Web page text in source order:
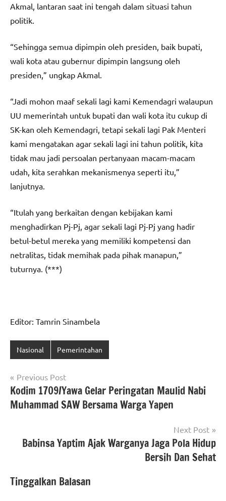
Akmal, lantaran saat ini tengah dalam situasi tahun
politik.
“Sehingga semua dipimpin oleh presiden, baik bupati,
wali kota atau gubernur dipimpin langsung oleh
presiden,” ungkap Akmal.
“Jadi mohon maaf sekali lagi kami Kemendagri walaupun
UU memerintah untuk bupati dan wali kota itu cukup di
SK-kan oleh Kemendagri, tetapi sekali lagi Pak Menteri
kami mengatakan agar sekali lagi ini tahun politik, kita
tidak mau jadi persoalan pertanyaan macam-macam
udah, kita serahkan mekanismenya seperti itu,”
lanjutnya.
“Itulah yang berkaitan dengan kebijakan kami
menghadirkan Pj-Pj, agar sekali lagi Pj-Pj yang hadir
betul-betul mereka yang memiliki kompetensi dan
netralitas, tidak memihak pada pihak manapun,”
tuturnya. (***)
Editor: Tamrin Sinambela
Nasional Pemerintahan
Navigasi
pos
Previous Post
Kodim 1709/Yawa Gelar Peringatan Maulid Nabi
Muhammad SAW Bersama Warga Yapen
Next Post
Babinsa Yaptim Ajak Warganya Jaga Pola Hidup
Bersih Dan Sehat
Tinggalkan Balasan